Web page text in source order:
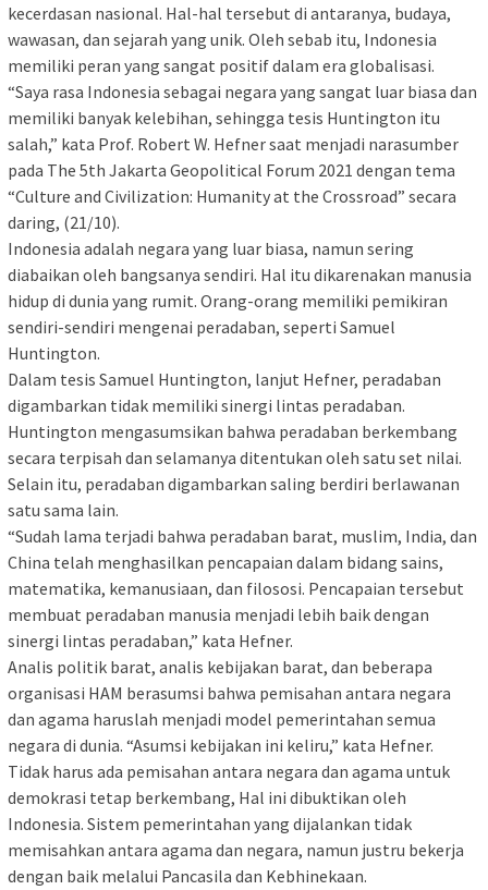
kecerdasan nasional. Hal-hal tersebut di antaranya, budaya,
wawasan, dan sejarah yang unik. Oleh sebab itu, Indonesia
memiliki peran yang sangat positif dalam era globalisasi.
“Saya rasa Indonesia sebagai negara yang sangat luar biasa dan
memiliki banyak kelebihan, sehingga tesis Huntington itu
salah,” kata Prof. Robert W. Hefner saat menjadi narasumber
pada The 5th Jakarta Geopolitical Forum 2021 dengan tema
“Culture and Civilization: Humanity at the Crossroad” secara
daring, (21/10).
Indonesia adalah negara yang luar biasa, namun sering
diabaikan oleh bangsanya sendiri. Hal itu dikarenakan manusia
hidup di dunia yang rumit. Orang-orang memiliki pemikiran
sendiri-sendiri mengenai peradaban, seperti Samuel
Huntington.
Dalam tesis Samuel Huntington, lanjut Hefner, peradaban
digambarkan tidak memiliki sinergi lintas peradaban.
Huntington mengasumsikan bahwa peradaban berkembang
secara terpisah dan selamanya ditentukan oleh satu set nilai.
Selain itu, peradaban digambarkan saling berdiri berlawanan
satu sama lain.
“Sudah lama terjadi bahwa peradaban barat, muslim, India, dan
China telah menghasilkan pencapaian dalam bidang sains,
matematika, kemanusiaan, dan filososi. Pencapaian tersebut
membuat peradaban manusia menjadi lebih baik dengan
sinergi lintas peradaban,” kata Hefner.
Analis politik barat, analis kebijakan barat, dan beberapa
organisasi HAM berasumsi bahwa pemisahan antara negara
dan agama haruslah menjadi model pemerintahan semua
negara di dunia. “Asumsi kebijakan ini keliru,” kata Hefner.
Tidak harus ada pemisahan antara negara dan agama untuk
demokrasi tetap berkembang, Hal ini dibuktikan oleh
Indonesia. Sistem pemerintahan yang dijalankan tidak
memisahkan antara agama dan negara, namun justru bekerja
dengan baik melalui Pancasila dan Kebhinekaan.